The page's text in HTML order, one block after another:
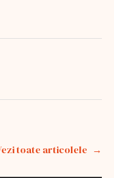
toate articolele